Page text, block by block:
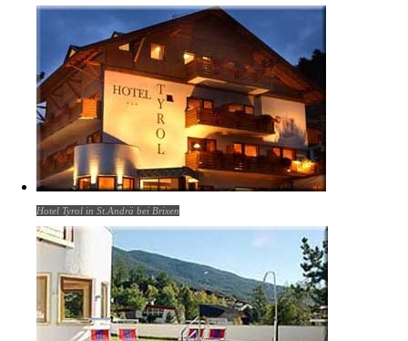
Hotel Tyrol in St.Andrä bei Brixen